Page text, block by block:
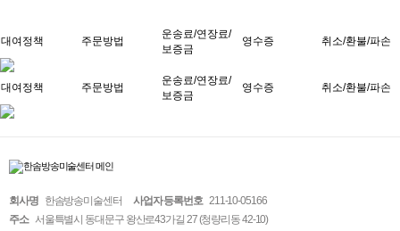
대여정책 주문방법
운송료/연장료/
보증금
영수증 취소/환불/파손
대여정책 주문방법
운송료/연장료/
보증금
영수증 취소/환불/파손
회사명 한솜방송미술센터 사업자 등록번호 211-10-05166
주소 서울특별시 동대문구 왕산로43가길 27 (청량리동 42-10)